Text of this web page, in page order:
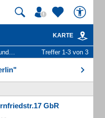
KARTE
Treffer 1-3 von 3
GbR